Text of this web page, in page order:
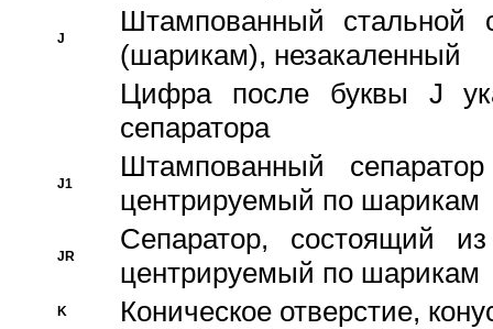
J
Штампованный стальной
(шарикам), незакаленный
Цифра после буквы J
сепаратора
J1
Штампованный
центрируемый по шарикам
JR
Сепаратор, состоящий
центрируемый по шарикам
K Коническое отверстие,